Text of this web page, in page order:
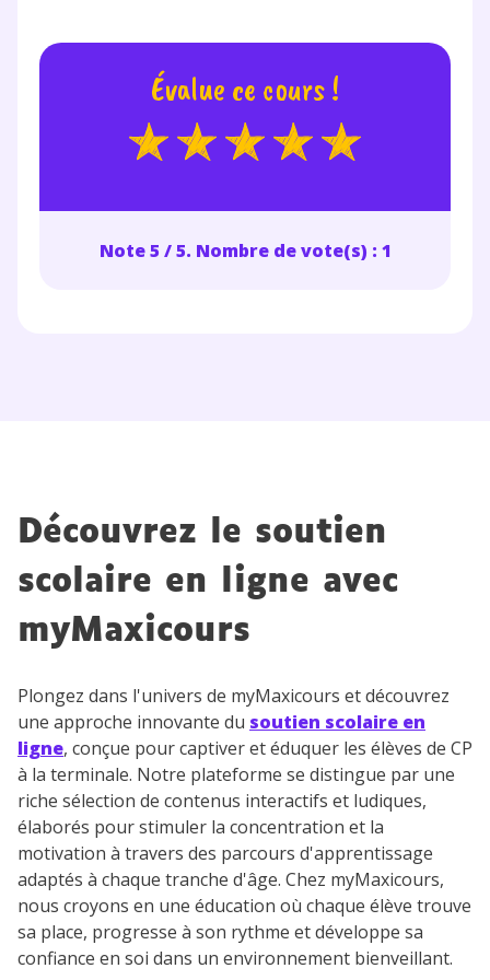
Évalue ce cours !
Note 5 / 5. Nombre de vote(s) : 1
Découvrez le soutien
scolaire en ligne avec
myMaxicours
Plongez dans l'univers de myMaxicours et découvrez
une approche innovante du soutien scolaire en
ligne, conçue pour captiver et éduquer les élèves de CP
à la terminale. Notre plateforme se distingue par une
riche sélection de contenus interactifs et ludiques,
élaborés pour stimuler la concentration et la
motivation à travers des parcours d'apprentissage
adaptés à chaque tranche d'âge. Chez myMaxicours,
nous croyons en une éducation où chaque élève trouve
sa place, progresse à son rythme et développe sa
confiance en soi dans un environnement bienveillant.
désinscription présent dans chaque newsletter. Pour
en savoir plus sur la gestion de vos données
personnelles et pour exercer vos droits, vous pouvez
notre charte.